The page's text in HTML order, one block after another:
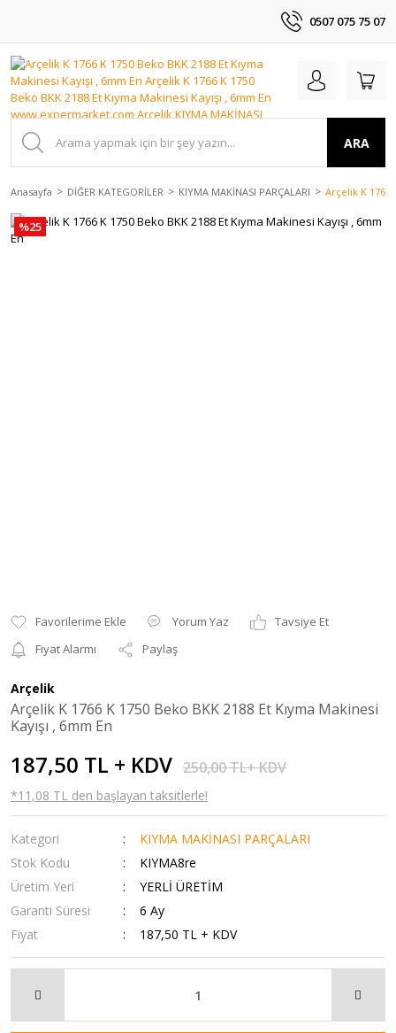
0507 075 75 07
ARA
Anasayfa DİĞER KATEGORİLER KIYMA MAKİNASI PARÇALARI Arçelik K 1766
%25
Yorum Yaz
Tavsiye Et
Fiyat Alarmı
Paylaş
Arçelik
Arçelik K 1766 K 1750 Beko BKK 2188 Et Kıyma Makinesi
Kayışı , 6mm En
187,50 TL + KDV 250,00 TL+ KDV
*11,08 TL den başlayan taksitlerle!
Kategori
KIYMA MAKİNASI PARÇALARI
Stok Kodu
KIYMA8re
Üretim Yeri
YERLİ ÜRETİM
Garanti Süresi
6 Ay
Fiyat
187,50 TL + KDV